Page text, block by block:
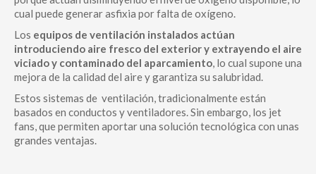
cual puede generar asfixia por falta de oxígeno.
Los equipos de ventilación instalados actúan
introduciendo aire fresco del exterior y extrayendo el aire
viciado y contaminado del aparcamiento, lo cual supone una
mejora de la calidad del aire y garantiza su salubridad.
Estos sistemas de ventilación, tradicionalmente están
basados en conductos y ventiladores. Sin embargo, los jet
fans, que permiten aportar una solución tecnológica con unas
grandes ventajas.